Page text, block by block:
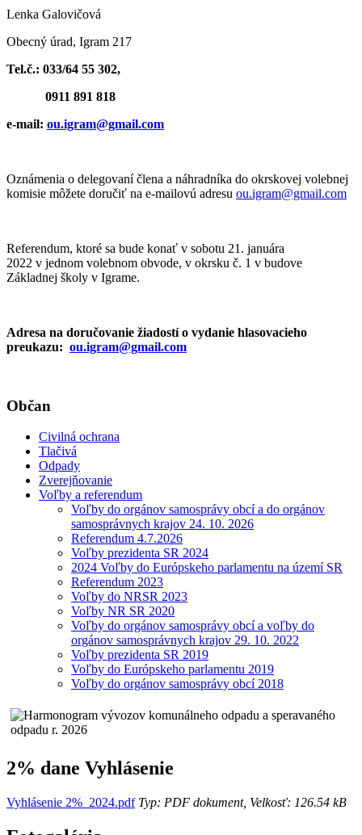
Lenka Galovičová
Obecný úrad, Igram 217
Tel.č.: 033/64 55 302,
0911 891 818
e-mail: ou.igram@gmail.com
Oznámenia o delegovaní člena a náhradníka do okrskovej volebnej
komisie môžete doručiť na e-mailovú adresu ou.igram@gmail.com
Referendum, ktoré sa bude konať v sobotu 21. januára
2022 v jednom volebnom obvode, v okrsku č. 1 v budove
Základnej školy v Igrame.
Adresa na doručovanie žiadostí o vydanie hlasovacieho
preukazu: ou.igram@gmail.com
Občan
Civilná ochrana
Tlačivá
Odpady
Zverejňovanie
Voľby a referendum
Voľby do orgánov samosprávy obcí a do orgánov
samosprávnych krajov 24. 10. 2026
Referendum 4.7.2026
Voľby prezidenta SR 2024
2024 Voľby do Európskeho parlamentu na území SR
Referendum 2023
Voľby do NRSR 2023
Voľby NR SR 2020
Voľby do orgánov samosprávy obcí a voľby do
orgánov samosprávnych krajov 29. 10. 2022
Voľby prezidenta SR 2019
Voľby do Európskeho parlamentu 2019
Voľby do orgánov samosprávy obcí 2018
2% dane Vyhlásenie
Vyhlásenie 2%_2024.pdfTyp: PDF dokument, Velkosť: 126.54 kB